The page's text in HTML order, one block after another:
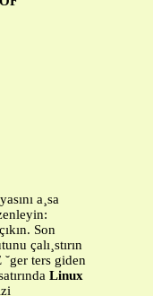
a¸sa
Son
çalı¸stırın
˘ger ters giden
Linux